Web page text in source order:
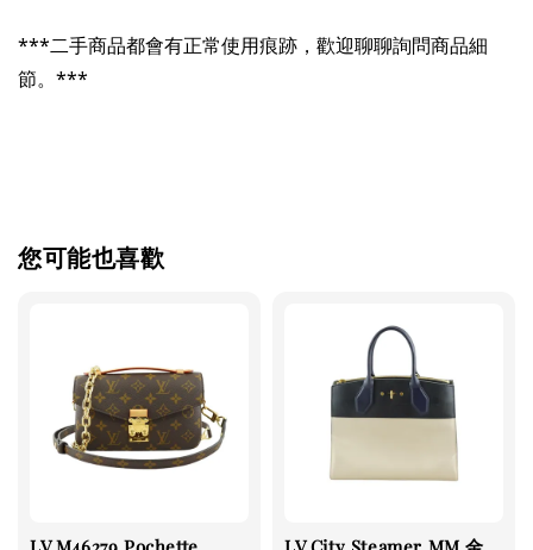
***二手商品都會有正常使用痕跡，歡迎聊聊詢問商品細
節。***
您可能也喜歡